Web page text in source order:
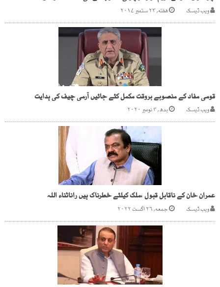
ویب ڈیسک هفته, ۲۳ ستمبر ۲۰۱۷
قومی مفاد کے منصوبے بروقت مکمل کئے جائیں آرمی چیف کی ہدایت
ویب ڈیسک بدھ, ۴ نومبر ۲۰۲۰
عمران خان کے ناقابل قبول ،ملک کیلئے خطرناک ہیں راناثناء اللہ
ویب ڈیسک جمعه, ۲۶ اگست ۲۰۲۲